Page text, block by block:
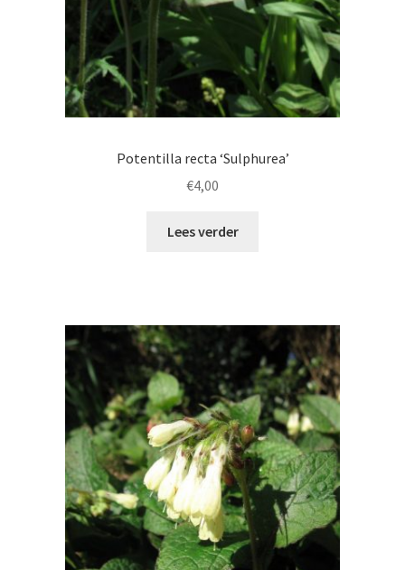
Potentilla recta ‘Sulphurea’
€4,00
Lees verder